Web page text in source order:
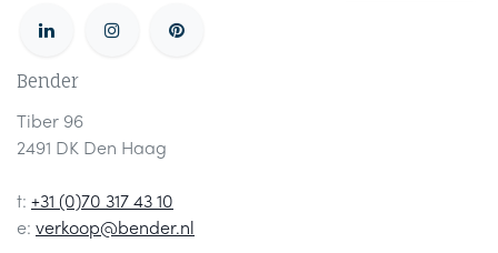
Bender
Tiber 96
2491 DK Den Haag
t: +31 (0)70 317 43 10
e: verkoop@bender.nl